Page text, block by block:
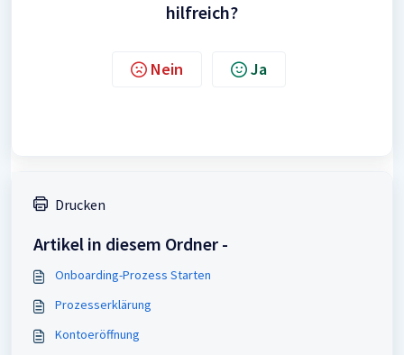
hilfreich?
Nein Ja
Drucken
Artikel in diesem Ordner -
Onboarding-Prozess Starten
Prozesserklärung
Kontoeröffnung